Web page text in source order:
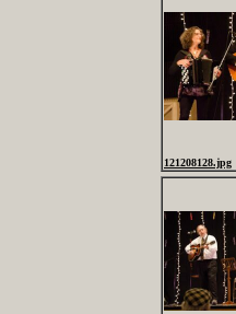
121208128.jpg